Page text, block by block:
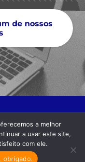
de nossos
a melhor
a usar este site,
com ele.
obrigado.